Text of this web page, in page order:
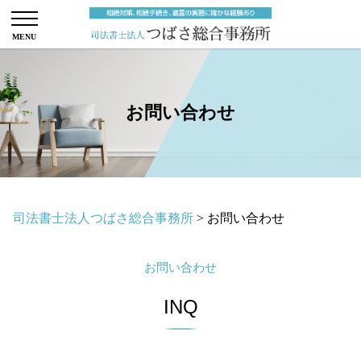
お問い合わせ
司法書士法人つばさ総合事務所 > お問い合わせ
お問い合わせ
INQ